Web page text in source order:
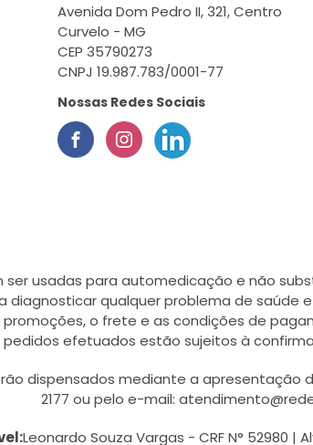
Avenida Dom Pedro II, 321, Centro
Curvelo - MG
CEP 35790273
CNPJ 19.987.783/0001-77
Nossas Redes Sociais
usadas para automedicação e não
qualquer problema de saúde
o frete e as condições de
efetuados estão sujeitos à
dispensados mediante a apresentação
2177 ou pelo e-mail:
Leonardo Souza Vargas - CRF N° 52980 |